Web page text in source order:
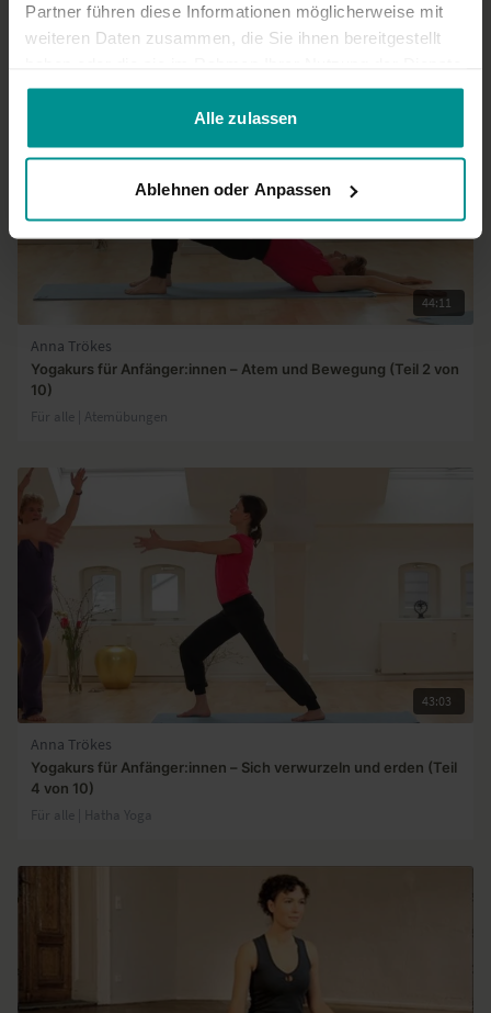
Partner führen diese Informationen möglicherweise mit
weiteren Daten zusammen, die Sie ihnen bereitgestellt
gesammelt haben.
Alle zulassen
Ablehnen oder Anpassen
Ähnliche Videos
44:11
Anna Trökes
Yogakurs für Anfänger:innen – Atem und Bewegung (Teil 2 von
10)
Für alle | Atemübungen
43:03
Anna Trökes
Yogakurs für Anfänger:innen – Sich verwurzeln und erden (Teil
4 von 10)
Für alle | Hatha Yoga